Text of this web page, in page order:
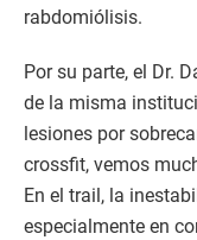
rabdomiólisis.
Por su parte, el Dr.
de la misma
lesiones por
crossfit, vemos
En el trail, la
especialmente en